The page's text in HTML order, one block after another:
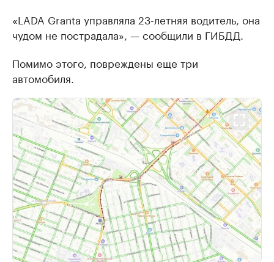
«LADA Granta управляла 23-летняя водитель, она
чудом не пострадала», — сообщили в ГИБДД.
Помимо этого, повреждены еще три
автомобиля.